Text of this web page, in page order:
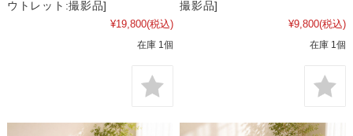
ウトレット:撮影品]
¥19,800(税込)
在庫 1個
撮影品]
¥9,800(税込)
在庫 1個